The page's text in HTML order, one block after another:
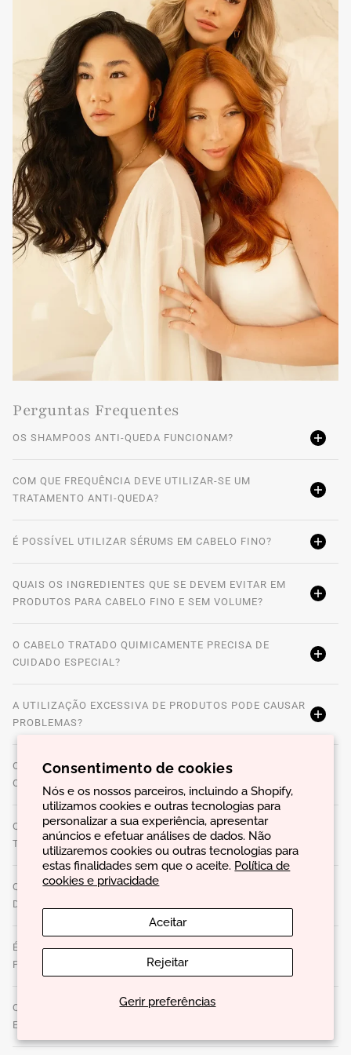
Consentimento de cookies
Nós e os nossos parceiros, incluindo a Shopify,
utilizamos cookies e outras tecnologias para
personalizar a sua experiência, apresentar
anúncios e efetuar análises de dados. Não
utilizaremos cookies ou outras tecnologias para
estas finalidades sem que o aceite. Política de
cookies e privacidade
Gerir preferências
Aceitar
Rejeitar
Como utilizar em casa
Como finalizador de brilho intenso, pulverizar ao longo de
todo o cabelo com 10 a 20 centímetros de distância. Não
aplicar diretamente na raiz, podendo ser utilizado como
condicionador a seco para suavizar o cabelo ressecado,
ajudando a desembaraçar os fios e controlar ofrizz
como perfume capilar sempre que for necessário brilho e
fragrância que se destaque.
Perguntas Frequentes
OS SHAMPOOS ANTI-QUEDA FUNCIONAM?
COM QUE FREQUÊNCIA DEVE UTILIZAR-SE UM
TRATAMENTO ANTI-QUEDA?
É POSSÍVEL UTILIZAR SÉRUMS EM CABELO FINO?
QUAIS OS INGREDIENTES QUE SE DEVEM EVITAR EM
PRODUTOS PARA CABELO FINO E SEM VOLUME?
O CABELO TRATADO QUIMICAMENTE PRECISA DE
CUIDADO ESPECIAL?
A UTILIZAÇÃO EXCESSIVA DE PRODUTOS PODE CAUSAR
PROBLEMAS?
O QUE SÃO PRODUTOS DE STYLING E COMO ESCOLHER
OS MELHORES?
QUAL É A MELHOR FORMA DE APLICAR PRODUTOS DE
TRATAMENTO PARA MAXIMIZAR OS RESULTADOS?
QUAIS SÃO OS SINAIS DE QUE O CABELO ESTÁ
DANIFICADO?
É POSSÍVEL UTILIZAR A MESMA ROTINA DE CUIDADOS
PARA TODO O TIPO DE CABELO?
QUAL É A MELHOR FORMA DE SECAR O CABELO PARA
EVITAR DANOS?